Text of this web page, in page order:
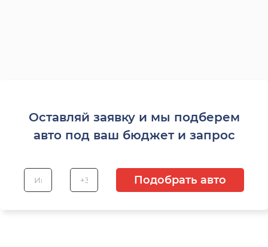
Оставляй заявку и мы подберем
авто под ваш бюджет и запрос
Подобрать авто